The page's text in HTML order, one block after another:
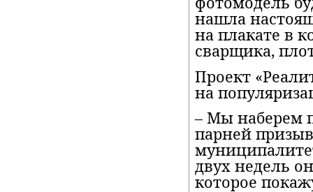
нашла
на плакате в
сварщика,
Проект
на
– Мы наберем
парней
двух недель
которое